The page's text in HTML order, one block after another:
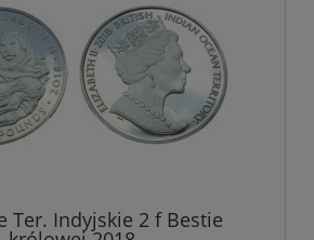
Ter. Indyjskie 2 f Bestie